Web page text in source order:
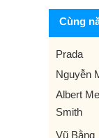
Cùng
Prada
Nguyễn
Albert
Smith
Vũ Bằng